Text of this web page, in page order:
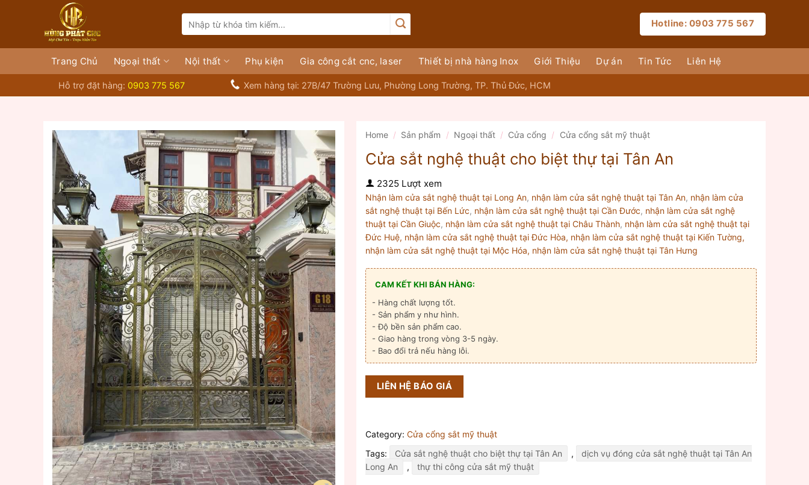
dung
for:
Hotline: 0903 775 567
Trang Chủ Ngoại thất Nội thất Phụ kiện Gia công cắt cnc, laser Thiết bị nhà hàng Inox Giới Thiệu Dự án Tin Tức Liên Hệ
Hỗ trợ đặt hàng: 0903 775 567 Xem hàng tại: 27B/47 Trường Lưu, Phường Long Trường, TP. Thủ Đức, HCM
Home / Sản phẩm / Ngoại thất / Cửa cổng / Cửa cổng sắt mỹ thuật
Cửa sắt nghệ thuật cho biệt thự tại Tân An
2325 Lượt xem
Nhận làm cửa sắt nghệ thuật tại Long An, nhận làm cửa sắt nghệ thuật tại Tân An, nhận làm cửa
sắt nghệ thuật tại Bến Lức, nhận làm cửa sắt nghệ thuật tại Cần Đước, nhận làm cửa sắt nghệ
thuật tại Cần Giuộc, nhận làm cửa sắt nghệ thuật tại Châu Thành, nhận làm cửa sắt nghệ thuật tại
Đức Huệ, nhận làm cửa sắt nghệ thuật tại Đức Hòa, nhận làm cửa sắt nghệ thuật tại Kiến Tường,
nhận làm cửa sắt nghệ thuật tại Mộc Hóa, nhận làm cửa sắt nghệ thuật tại Tân Hưng
CAM KẾT KHI BÁN HÀNG:
- Hàng chất lượng tốt.
- Sản phẩm y như hình.
- Độ bền sản phẩm cao.
- Giao hàng trong vòng 3-5 ngày.
- Bao đổi trả nếu hàng lỗi.
LIÊN HỆ BÁO GIÁ
Category: Cửa cổng sắt mỹ thuật
Tags:
Cửa sắt nghệ thuật cho biệt thự tại Tân An ,
dịch vụ đóng cửa sắt nghệ thuật tại Tân An
Long An
, thự thi công cửa sắt mỹ thuật